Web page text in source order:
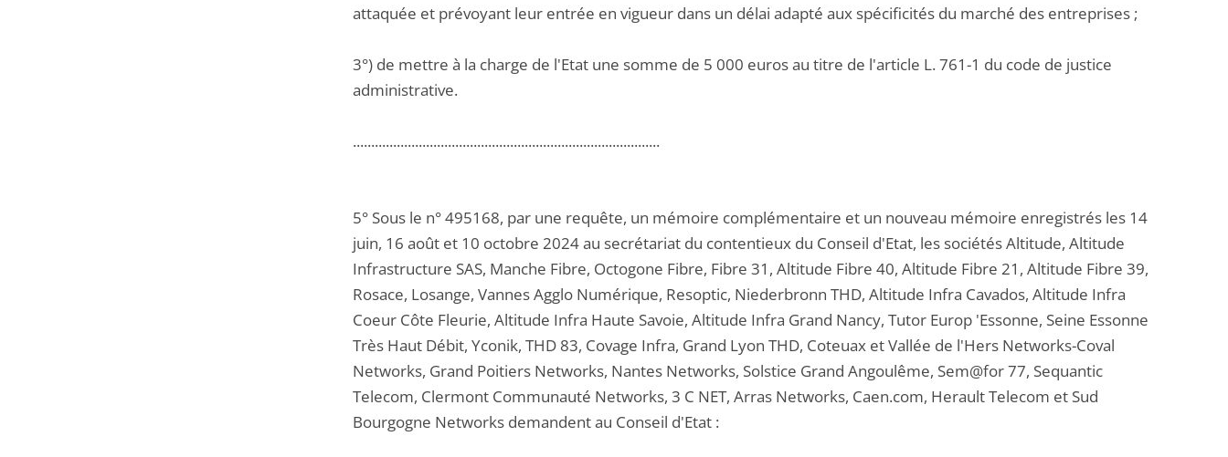
attaquée et prévoyant leur entrée en vigueur dans un délai adapté aux spécificités du marché des entreprises ;
3°) de mettre à la charge de l'Etat une somme de 5 000 euros au titre de l'article L. 761-1 du code de justice
administrative.
....................................................................................
5° Sous le n° 495168, par une requête, un mémoire complémentaire et un nouveau mémoire enregistrés les 14
juin, 16 août et 10 octobre 2024 au secrétariat du contentieux du Conseil d'Etat, les sociétés Altitude, Altitude
Infrastructure SAS, Manche Fibre, Octogone Fibre, Fibre 31, Altitude Fibre 40, Altitude Fibre 21, Altitude Fibre 39,
Rosace, Losange, Vannes Agglo Numérique, Resoptic, Niederbronn THD, Altitude Infra Cavados, Altitude Infra
Coeur Côte Fleurie, Altitude Infra Haute Savoie, Altitude Infra Grand Nancy, Tutor Europ 'Essonne, Seine Essonne
Très Haut Débit, Yconik, THD 83, Covage Infra, Grand Lyon THD, Coteuax et Vallée de l'Hers Networks-Coval
Networks, Grand Poitiers Networks, Nantes Networks, Solstice Grand Angoulême, Sem@for 77, Sequantic
Telecom, Clermont Communauté Networks, 3 C NET, Arras Networks, Caen.com, Herault Telecom et Sud
Bourgogne Networks demandent au Conseil d'Etat :